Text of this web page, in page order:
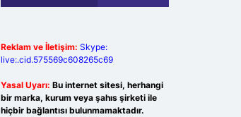
Reklam ve İletişim: Skype:
live:.cid.575569c608265c69
Yasal Uyarı: Bu internet sitesi, herhangi
bir marka, kurum veya şahıs şirketi ile
hiçbir bağlantısı bulunmamaktadır.